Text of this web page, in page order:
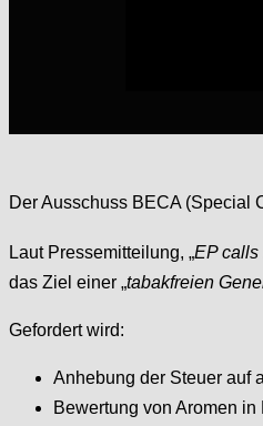
Der Ausschuss BECA (Special
Laut Pressemitteilung, „EP calls
das Ziel einer „tabakfreien
Gefordert wird:
Anhebung der Steuer auf
Bewertung von Aromen